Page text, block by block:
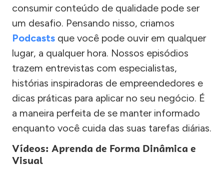
consumir conteúdo de qualidade pode ser
um desafio. Pensando nisso, criamos
Podcasts que você pode ouvir em qualquer
lugar, a qualquer hora. Nossos episódios
trazem entrevistas com especialistas,
histórias inspiradoras de empreendedores e
dicas práticas para aplicar no seu negócio. É
a maneira perfeita de se manter informado
enquanto você cuida das suas tarefas diárias.
Vídeos: Aprenda de Forma Dinâmica e
Visual